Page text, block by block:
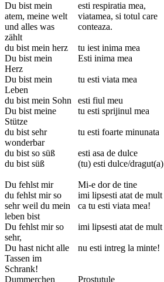
Du bist mein
atem, meine welt
und alles was
zählt
esti respiratia mea,
viatamea, si totul care
conteaza.
du bist mein herz tu iest inima mea
Du bist mein
Herz
Esti inima mea
Du bist mein
Leben
tu esti viata mea
du bist mein Sohn esti fiul meu
Du bist meine
Stütze
tu esti sprijinul mea
du bist sehr
wonderbar
tu esti foarte minunata
du bist so süß esti asa de dulce
du bist süß
(tu) esti dulce/dragut(a)
Du fehlst mir Mi-e dor de tine
du fehlst mir so
sehr weil du mein
leben bist
imi lipsesti atat de mult
ca tu esti viata mea!
Du fehlst mir so
sehr,
imi lipsesti atat de mult
Du hast nicht alle
Tassen im
Schrank!
nu esti intreg la minte!
Dummerchen Prostutule